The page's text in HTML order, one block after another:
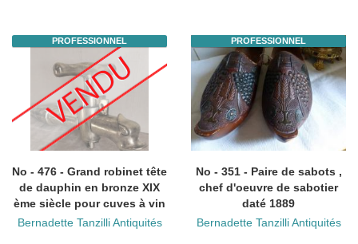
PROFESSIONNEL
No - 476 - Grand robinet tête
de dauphin en bronze XIX
ème siècle pour cuves à vin
Bernadette Tanzilli Antiquités
PROFESSIONNEL
No - 351 - Paire de sabots ,
chef d'oeuvre de sabotier
daté 1889
Bernadette Tanzilli Antiquités